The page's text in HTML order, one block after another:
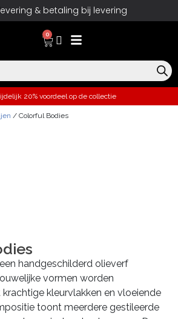
& betaling bij levering
0
20% voordeel op de collectie
/ Colorful Bodies
handgeschilderd olieverf
vormen worden
kleurvlakken en vloeiende
toont meerdere gestileerde